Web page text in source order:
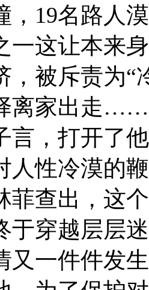
，19名路人
一这让本来
，被斥责为“
离家出走……
言，打开了
人性冷漠的
菲查出，这
于穿越层层
又一件件发